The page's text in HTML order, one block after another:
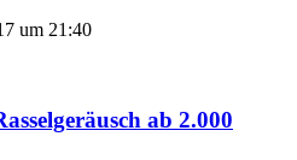
um 21:40
ab 2.000